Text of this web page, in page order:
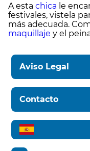
A esta chica le
festivales, vistela
más adecuada.
maquillaje y el
Aviso Legal
Contacto